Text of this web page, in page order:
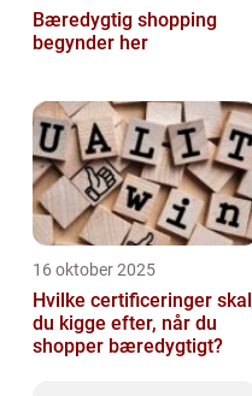
Bæredygtig shopping
begynder her
16 oktober 2025
Hvilke certificeringer skal
du kigge efter, når du
shopper bæredygtigt?